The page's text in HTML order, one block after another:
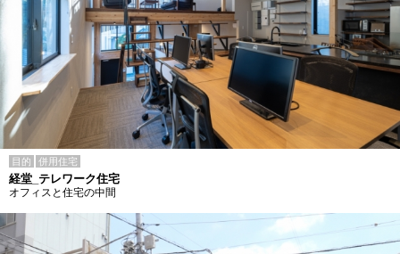
目的 併用住宅
経堂_テレワーク住宅
オフィスと住宅の中間